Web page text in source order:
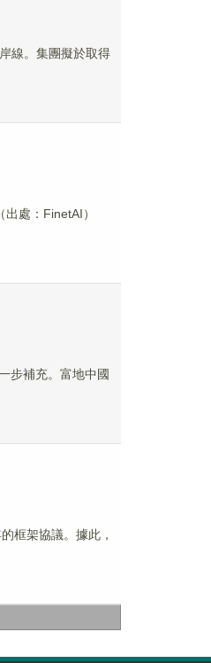
線。集團擬於取得
處：FinetAI）
步補充。富地中國
框架協議。據此，